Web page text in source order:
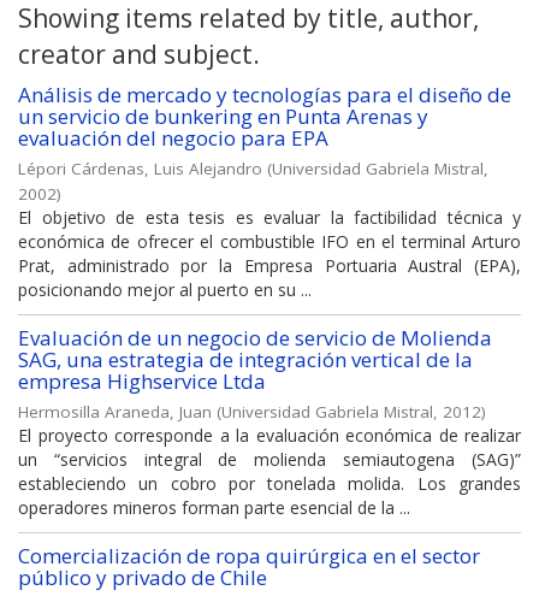
Showing items related by title, author,
creator and subject.
Análisis de mercado y tecnologías para el diseño de
un servicio de bunkering en Punta Arenas y
evaluación del negocio para EPA
Lépori Cárdenas, Luis Alejandro (Universidad Gabriela Mistral,
2002)
El objetivo de esta tesis es evaluar la factibilidad técnica y
económica de ofrecer el combustible IFO en el terminal Arturo
Prat, administrado por la Empresa Portuaria Austral (EPA),
posicionando mejor al puerto en su ...
Evaluación de un negocio de servicio de Molienda
SAG, una estrategia de integración vertical de la
empresa Highservice Ltda
Hermosilla Araneda, Juan (Universidad Gabriela Mistral, 2012)
El proyecto corresponde a la evaluación económica de realizar
un “servicios integral de molienda semiautogena (SAG)”
estableciendo un cobro por tonelada molida. Los grandes
operadores mineros forman parte esencial de la ...
Comercialización de ropa quirúrgica en el sector
público y privado de Chile